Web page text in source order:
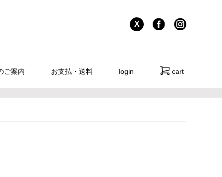
X
ご案内 お支払・送料 login cart